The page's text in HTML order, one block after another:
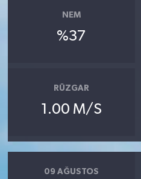
NEM
%37
RÜZGAR
1.00 M/S
09 AĞUSTOS